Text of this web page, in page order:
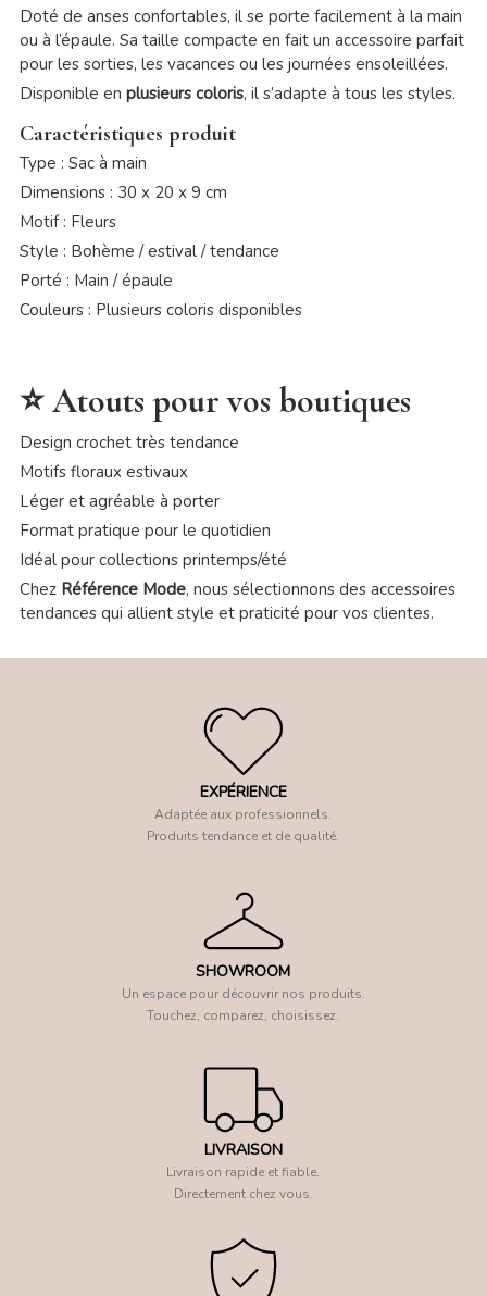
Doté de anses confortables, il se porte facilement à la main
ou à l’épaule. Sa taille compacte en fait un accessoire parfait
pour les sorties, les vacances ou les journées ensoleillées.
Disponible en plusieurs coloris, il s’adapte à tous les styles.
Caractéristiques produit
Type : Sac à main
Dimensions : 30 x 20 x 9 cm
Motif : Fleurs
Style : Bohème / estival / tendance
Porté : Main / épaule
Couleurs : Plusieurs coloris disponibles
⭐ Atouts pour vos boutiques
Design crochet très tendance
Motifs floraux estivaux
Léger et agréable à porter
Format pratique pour le quotidien
Idéal pour collections printemps/été
Chez Référence Mode, nous sélectionnons des accessoires
tendances qui allient style et praticité pour vos clientes.
EXPÉRIENCE
Adaptée aux professionnels.
Produits tendance et de qualité.
SHOWROOM
Un espace pour découvrir nos produits.
Touchez, comparez, choisissez.
LIVRAISON
Livraison rapide et fiable.
Directement chez vous.